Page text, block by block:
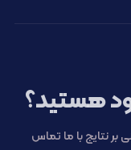
هستید؟
بر نتایج با ما تماس